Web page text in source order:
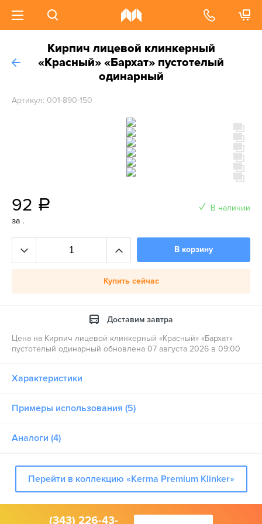
Кирпич лицевой клинкерный
«Красный» «Бархат» пустотелый
одинарный
Артикул: 001-890-150
92 a
за .
В наличии
В корзину
Купить сейчас
Доставим завтра
Цена на Кирпич лицевой клинкерный «Красный» «Бархат»
пустотелый одинарный обновлена 07 августа 2026 в 09:00
Характеристики
Примеры использования (5)
Аналоги (4)
Перейти в коллекцию «Kerma Premium Klinker»
(343) 226-43-